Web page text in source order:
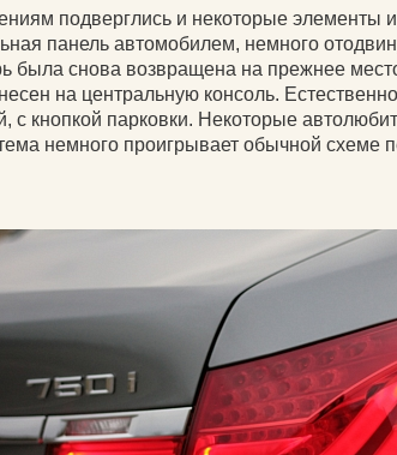
подверглись и некоторые элементы
панель автомобилем, немного
была снова возвращена на прежнее
на центральную консоль.
с кнопкой парковки. Некоторые
немного проигрывает обычной схеме